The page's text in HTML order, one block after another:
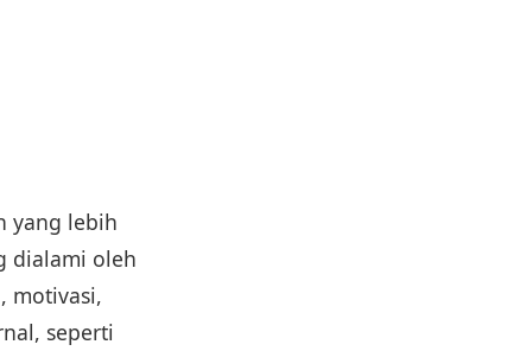
yang lebih
dialami oleh
motivasi,
seperti